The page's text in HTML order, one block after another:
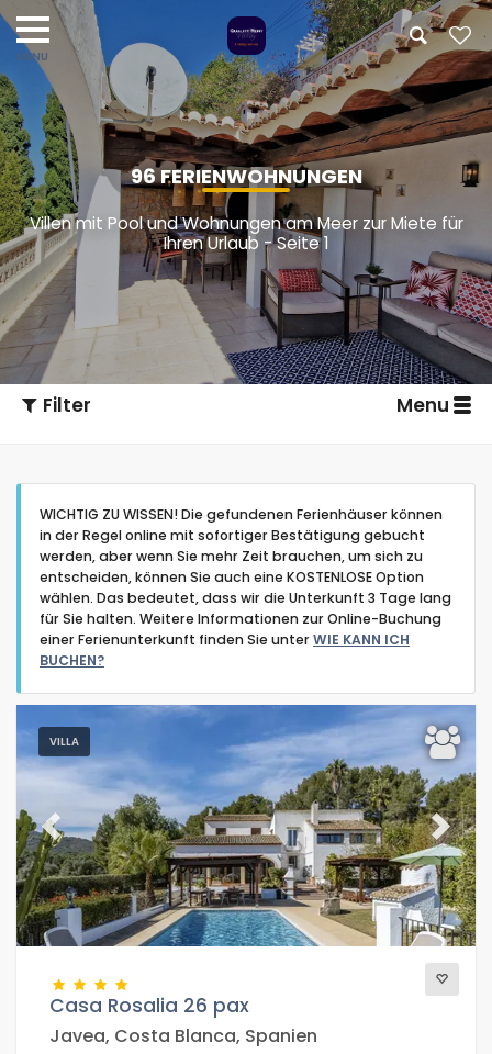
96 FERIENWOHNUNGEN
Villen mit Pool und Wohnungen am Meer zur Miete für
Ihren Urlaub - Seite 1
Filter Menu
Art der Unterkunft
Personen
Schlafzimmer
Badezimmer
Ihre Auswahl
Für die Familie
WICHTIG ZU WISSEN! Die gefundenen Ferienhäuser können
in der Regel online mit sofortiger Bestätigung gebucht
werden, aber wenn Sie mehr Zeit brauchen, um sich zu
entscheiden, können Sie auch eine KOSTENLOSE Option
wählen. Das bedeutet, dass wir die Unterkunft 3 Tage lang
für Sie halten. Weitere Informationen zur Online-Buchung
einer Ferienunterkunft finden Sie unterWIE KANN ICH
BUCHEN?
VILLA
Previous Next
Casa Rosalia 26 pax
Javea, Costa Blanca, Spanien